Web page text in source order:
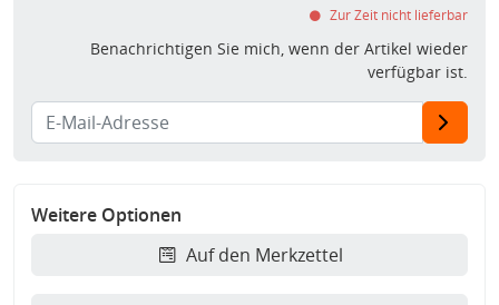
Zur Zeit nicht lieferbar
Benachrichtigen Sie mich, wenn der Artikel wieder
verfügbar ist.
Weitere Optionen
Auf den Merkzettel